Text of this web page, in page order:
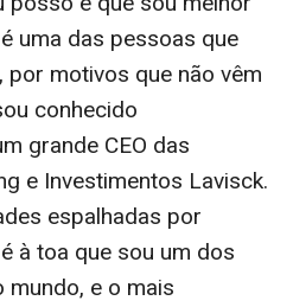
uma das pessoas que
por motivos que não vêm
conhecido
grande CEO das
e Investimentos Lavisck.
espalhadas por
à toa que sou um dos
e o mais